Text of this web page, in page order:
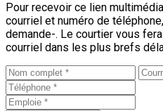
Pour recevoir ce lien
courriel et numéro de
demande-. Le courtier vous
courriel dans les plus brefs